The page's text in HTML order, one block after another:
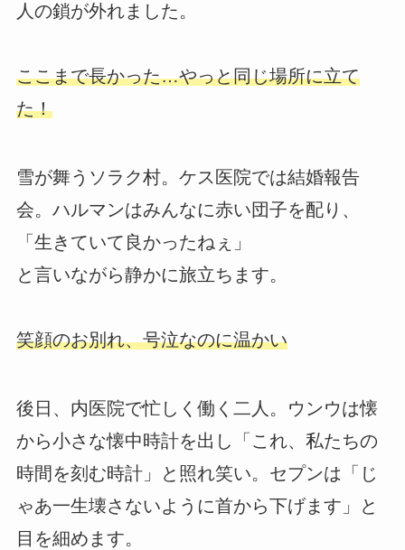
人の鎖が外れました。
ここまで長かった…やっと同じ場所に立て
た！
雪が舞うソラク村。ケス医院では結婚報告
会。ハルマンはみんなに赤い団子を配り、
「生きていて良かったねぇ」
と言いながら静かに旅立ちます。
笑顔のお別れ、号泣なのに温かい
後日、内医院で忙しく働く二人。ウンウは懐
から小さな懐中時計を出し「これ、私たちの
時間を刻む時計」と照れ笑い。セプンは「じ
ゃあ一生壊さないように首から下げます」と
目を細めます。